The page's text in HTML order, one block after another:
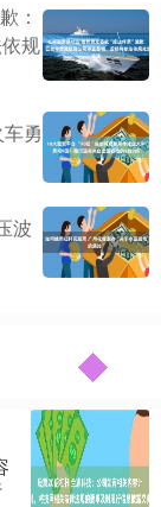
：
规
勇
波